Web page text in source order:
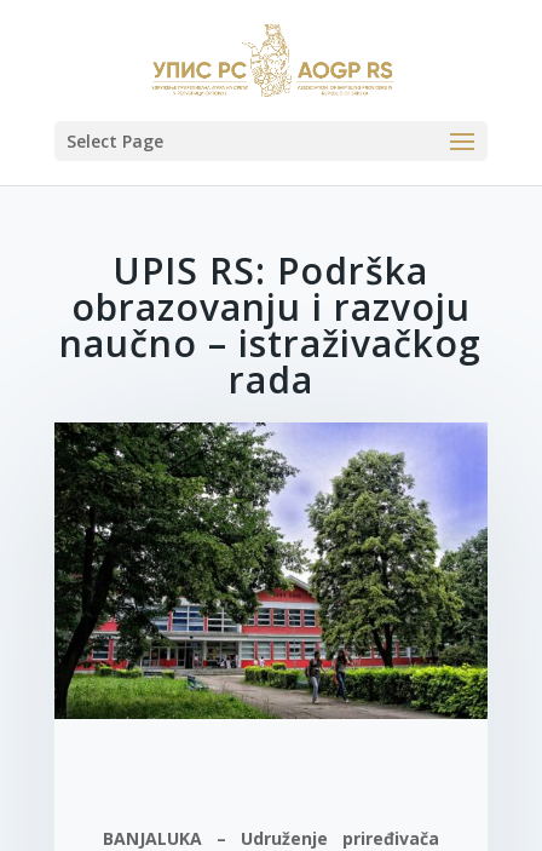
Select Page
UPIS RS: Podrška
obrazovanju i razvoju
naučno – istraživačkog
rada
BANJALUKA – Udruženje priređivača